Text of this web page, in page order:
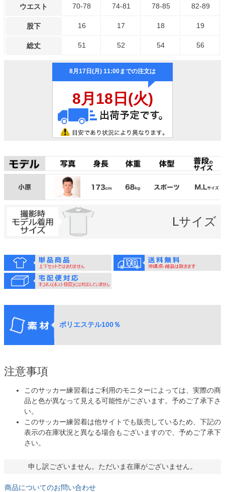
ウエスト 70-78 74-81 78-85 82-89
股下 16 17 18 19
総丈 51 52 54 56
Lサイズ
ポリエステル100％
注意事項
このサッカー練習着はご利用のモニターによっては、実際の商
品と色が異なって見える可能性がございます。予めご了承下さ
い。
このサッカー練習着は他サイトでも販売しているため、下記の
表示の在庫状況と異なる場合もございますので、予めご了承下
さい。
申し訳ございません。ただいま在庫がございません。
商品についてのお問い合わせ